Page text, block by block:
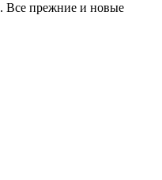
Все прежние и новые